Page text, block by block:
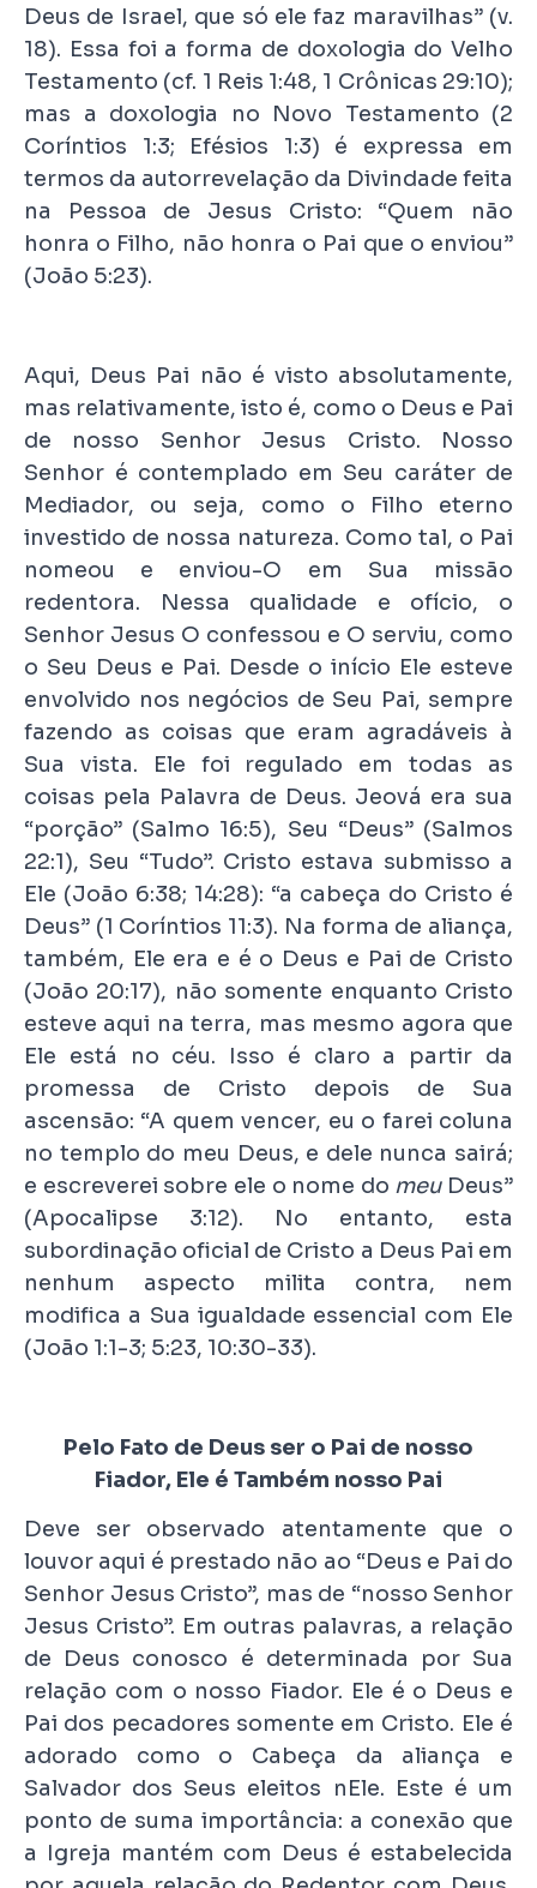
Deus de Israel, que só ele faz maravilhas” (v.
18). Essa foi a forma de doxologia do Velho
Testamento (cf. 1 Reis 1:48, 1 Crônicas 29:10);
mas a doxologia no Novo Testamento (2
Coríntios 1:3; Efésios 1:3) é expressa em
termos da autorrevelação da Divindade feita
na Pessoa de Jesus Cristo: “Quem não
honra o Filho, não honra o Pai que o enviou”
(João 5:23).
Aqui, Deus Pai não é visto absolutamente,
mas relativamente, isto é, como o Deus e Pai
de nosso Senhor Jesus Cristo. Nosso
Senhor é contemplado em Seu caráter de
Mediador, ou seja, como o Filho eterno
investido de nossa natureza. Como tal, o Pai
nomeou e enviou-O em Sua missão
redentora. Nessa qualidade e ofício, o
Senhor Jesus O confessou e O serviu, como
o Seu Deus e Pai. Desde o início Ele esteve
envolvido nos negócios de Seu Pai, sempre
fazendo as coisas que eram agradáveis à
Sua vista. Ele foi regulado em todas as
coisas pela Palavra de Deus. Jeová era sua
“porção” (Salmo 16:5), Seu “Deus” (Salmos
22:1), Seu “Tudo”. Cristo estava submisso a
Ele (João 6:38; 14:28): “a cabeça do Cristo é
Deus” (1 Coríntios 11:3). Na forma de aliança,
também, Ele era e é o Deus e Pai de Cristo
(João 20:17), não somente enquanto Cristo
esteve aqui na terra, mas mesmo agora que
Ele está no céu. Isso é claro a partir da
promessa de Cristo depois de Sua
ascensão: “A quem vencer, eu o farei coluna
no templo do meu Deus, e dele nunca sairá;
e escreverei sobre ele o nome do meuDeus”
(Apocalipse 3:12). No entanto, esta
subordinação oficial de Cristo a Deus Pai em
nenhum aspecto milita contra, nem
modifica a Sua igualdade essencial com Ele
(João 1:1-3; 5:23, 10:30-33).
Pelo Fato de Deus ser o Pai de nosso
Fiador, Ele é Também nosso Pai
Deve ser observado atentamente que o
louvor aqui é prestado não ao “Deus e Pai do
Senhor Jesus Cristo”, mas de “nosso Senhor
Jesus Cristo”. Em outras palavras, a relação
de Deus conosco é determinada por Sua
relação com o nosso Fiador. Ele é o Deus e
Pai dos pecadores somente em Cristo. Ele é
adorado como o Cabeça da aliança e
Salvador dos Seus eleitos nEle. Este é um
ponto de suma importância: a conexão que
a Igreja mantém com Deus é estabelecida